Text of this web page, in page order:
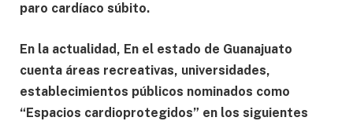
paro cardíaco súbito.
En la actualidad, En el estado de Guanajuato
cuenta áreas recreativas, universidades,
establecimientos públicos nominados como
“Espacios cardioprotegidos” en los siguientes